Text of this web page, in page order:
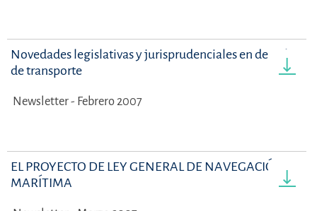
Novedades legislativas y jurisprudenciales en derecho
de transporte
Newsletter - Febrero 2007
EL PROYECTO DE LEY GENERAL DE NAVEGACIÓN
MARÍTIMA